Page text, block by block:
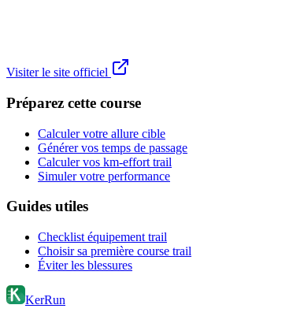
Visiter le site officiel
Préparez cette course
Calculer votre allure cible
Générer vos temps de passage
Calculer vos km-effort trail
Simuler votre performance
Guides utiles
Checklist équipement trail
Choisir sa première course trail
Éviter les blessures
KerRun